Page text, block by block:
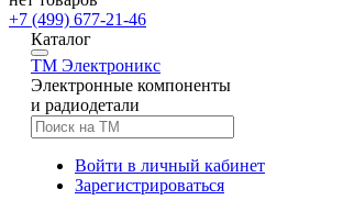
+7 (499) 677-21-46
Каталог
TM Электроникс
Электронные компоненты
и радиодетали
Войти в личный кабинет
Зарегистрироваться